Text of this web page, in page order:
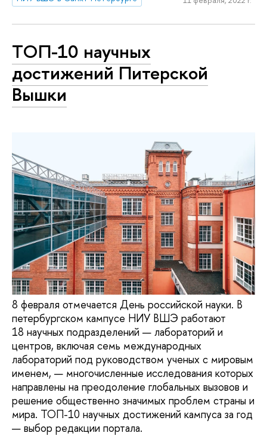
ТОП-10 научных
достижений Питерской
Вышки
8 февраля отмечается День российской науки. В
петербургском кампусе НИУ ВШЭ работают
18 научных подразделений — лабораторий и
центров, включая семь международных
лабораторий под руководством ученых с мировым
именем, — многочисленные исследования которых
направлены на преодоление глобальных вызовов и
решение общественно значимых проблем страны и
мира. ТОП-10 научных достижений кампуса за год
— выбор редакции портала.